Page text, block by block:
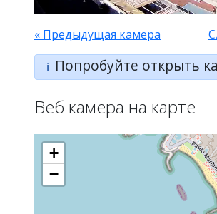
« Предыдущая камера
ℹ️ Попробуйте открыть
Веб камера на карте
+
−